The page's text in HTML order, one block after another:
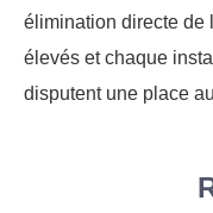
élimination directe de
élevés et chaque
disputent une place